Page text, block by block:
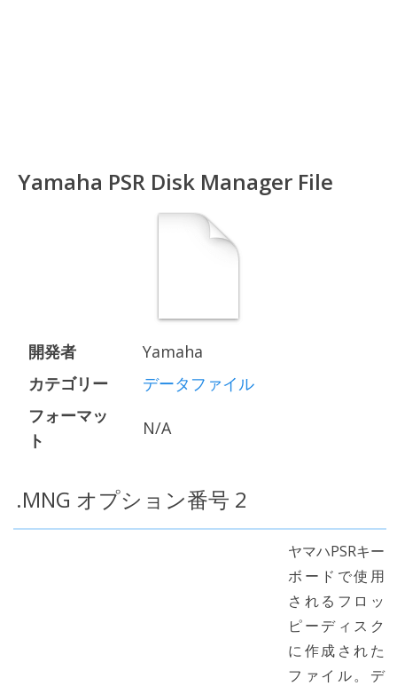
Yamaha PSR Disk Manager File
開発者
Yamaha
カテゴリー
データファイル
フォーマッ
ト
N/A
.MNG オプション番号 2
ヤマハPSRキー
ボードで使用
されるフロッ
ピーディスク
に作成された
ファイル。デ